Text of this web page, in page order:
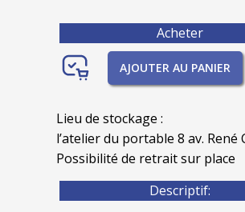
Acheter
AJOUTER AU PANIER
Lieu de stockage :
l’atelier du portable 8 av. René
Possibilité de retrait sur place
Descriptif: